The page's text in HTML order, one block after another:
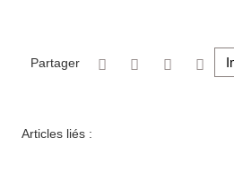
Partager
Articles liés :